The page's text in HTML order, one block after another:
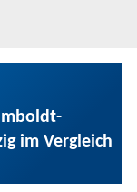
im Vergleich